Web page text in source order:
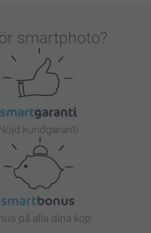
smartphoto?
kundgaranti
på alla dina köp